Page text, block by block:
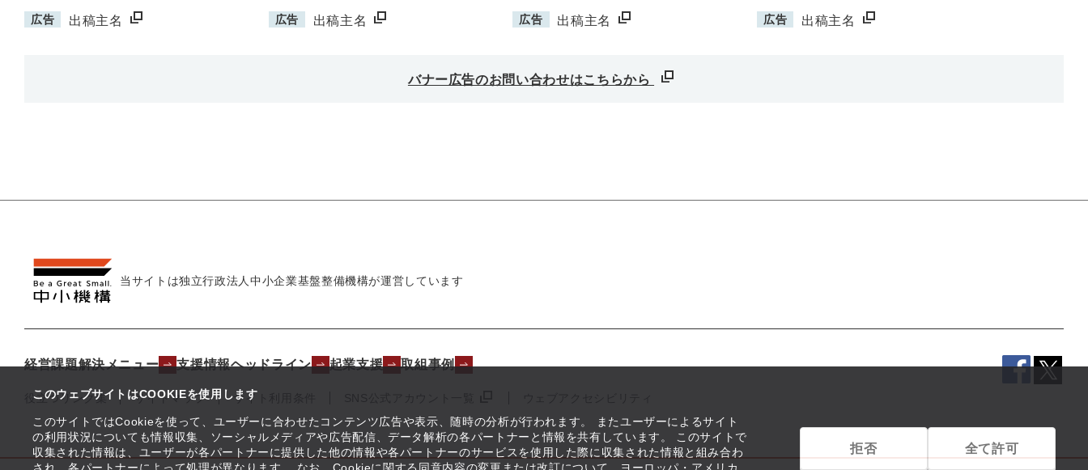
このウェブサイトはCOOKIEを使用します
このサイトではCookieを使って、ユーザーに合わせたコンテンツ広告や表示、随時の分析が行われます。 またユーザーによるサイト
の利用状況についても情報収集、ソーシャルメディアや広告配信、データ解析の各パートナーと情報を共有しています。 このサイトで
収集された情報は、ユーザーが各パートナーに提供した他の情報や各パートナーのサービスを使用した際に収集された情報と組み合わ
拒否 全て許可
広告 出稿主名 広告 出稿主名 広告 出稿主名 広告 出稿主名
バナー広告のお問い合わせはこちらから
当サイトは独立行政法人中小企業基盤整備機構が運営しています
経営課題解決メニュー 支援情報ヘッドライン 起業支援 取組事例
役立つリンク集 サイトマップ サイト利用条件